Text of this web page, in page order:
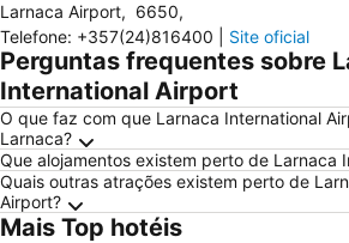
Larnaca Airport, 6650,
Telefone: +357(24)816400 Site oficial
Perguntas frequentes sobre
International Airport
O que faz com que Larnaca International
Larnaca?
Que alojamentos existem perto de Larnaca
Quais outras atrações existem perto de
Airport?
Mais Top hotéis